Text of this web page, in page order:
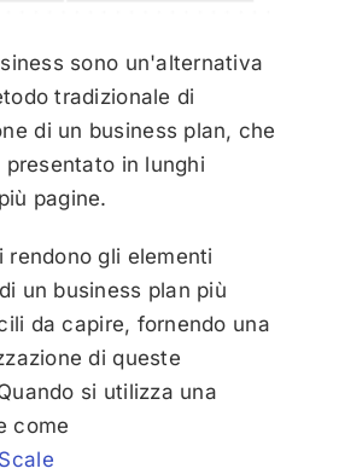
sono un'alternativa
tradizionale di
di un business plan, che
in lunghi
pagine.
rendono gli elementi
un business plan più
da capire, fornendo una
di queste
si utilizza una
come